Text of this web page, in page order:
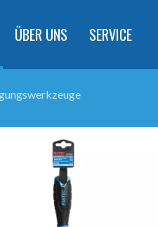
ÜBER UNS SERVICE